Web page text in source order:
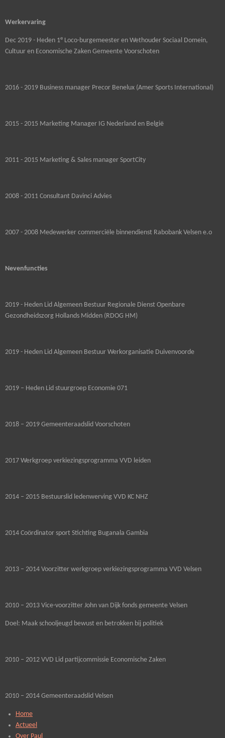
Werkervaring
Dec 2019 - Heden 1e Loco-burgemeester en Wethouder Sociaal Domein,
Cultuur en Economische Zaken Gemeente Voorschoten
2016 - 2019 Business manager Precor Benelux (Amer Sports International)
2015 - 2015 Marketing Manager IG Nederland en België
2011 - 2015 Marketing & Sales manager SportCity
2008 - 2011 Consultant Davinci Advies
2007 - 2008 Medewerker commerciële binnendienst Rabobank Velsen e.o
Nevenfuncties
2019 - Heden Lid Algemeen Bestuur Regionale Dienst Openbare
Gezondheidszorg Hollands Midden (RDOG HM)
2019 - Heden Lid Algemeen Bestuur Werkorganisatie Duivenvoorde
2019 – Heden Lid stuurgroep Economie 071
2018 – 2019 Gemeenteraadslid Voorschoten
2017 Werkgroep verkiezingsprogramma VVD leiden
2014 – 2015 Bestuurslid ledenwerving VVD KC NHZ
2014 Coördinator sport Stichting Buganala Gambia
2013 – 2014 Voorzitter werkgroep verkiezingsprogramma VVD Velsen
2010 – 2013 Vice-voorzitter John van Dijk fonds gemeente Velsen
Doel: Maak schooljeugd bewust en betrokken bij politiek
2010 – 2012 VVD Lid partijcommissie Economische Zaken
2010 – 2014 Gemeenteraadslid Velsen
Home
Actueel
Over Paul